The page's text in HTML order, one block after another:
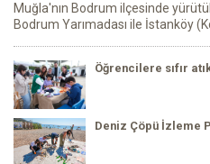
Muğla'nın Bodrum ilçesinde
Bodrum Yarımadası ile İstanköy
Öğrencilere sıfır
Deniz Çöpü İzleme